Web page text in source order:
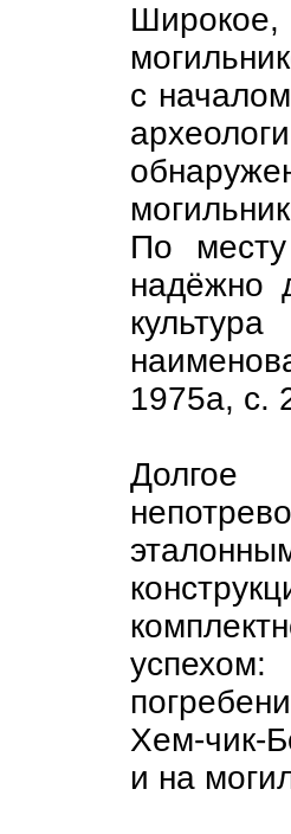
Широкое,
с
По месту
надёжно
1975а, с.
Хем-чик-
и на